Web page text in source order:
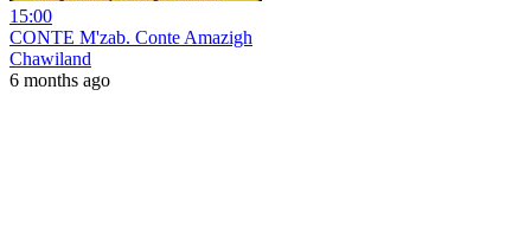
15:00
CONTE M'zab. Conte Amazigh
Chawiland
6 months ago